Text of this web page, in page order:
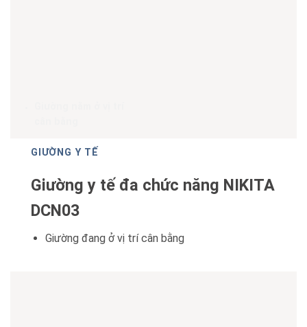
GIƯỜNG Y TẾ
Giường y tế đa chức năng NIKITA
DCN03
Giường đang ở vị trí cân bằng